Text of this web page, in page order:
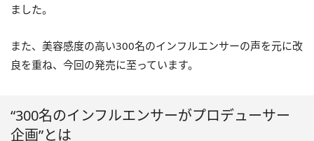
ました。
また、美容感度の高い300名のインフルエンサーの声を元に改
良を重ね、今回の発売に至っています。
“300名のインフルエンサーがプロデューサー
企画”とは